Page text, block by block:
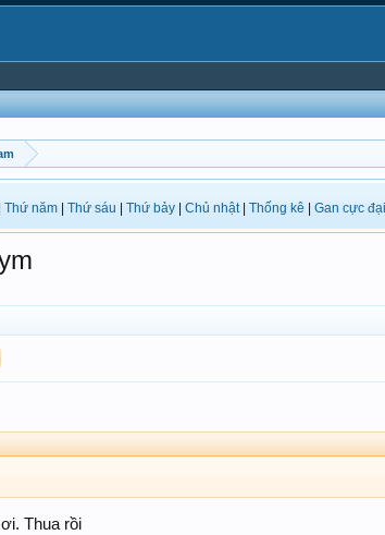
Thứ năm Thứ sáu Thứ bảy Chủ nhật| Thống kê Gan cực đại
Thua rồi